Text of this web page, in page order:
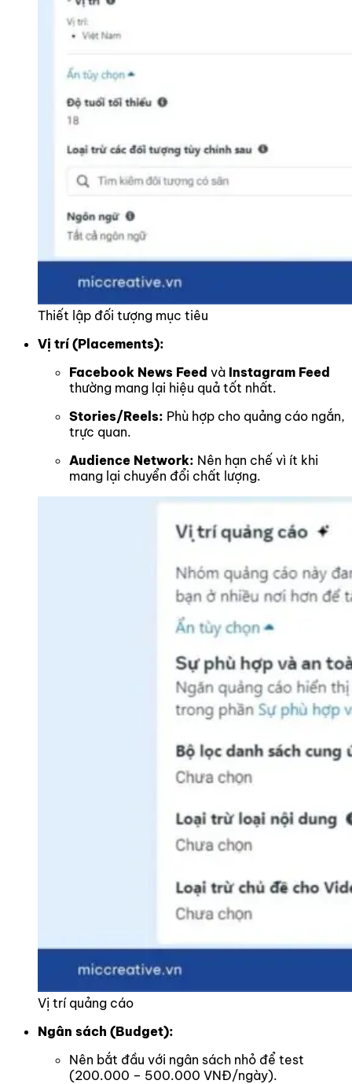
Thiết lập đối tượng mục tiêu
Vị trí (Placements):
Facebook News Feed và Instagram Feed
thường mang lại hiệu quả tốt nhất.
Stories/Reels: Phù hợp cho quảng cáo ngắn,
trực quan.
Audience Network: Nên hạn chế vì ít khi
mang lại chuyển đổi chất lượng.
Vị trí quảng cáo
Ngân sách (Budget):
Nên bắt đầu với ngân sách nhỏ để test
(200.000 – 500.000 VNĐ/ngày).